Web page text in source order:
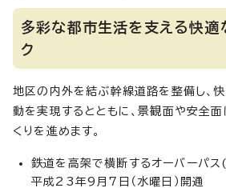
多彩な都市生活を支える快適
ク
地区の内外を結ぶ幹線道路を整備し、
動を実現するとともに、景観面や安全
くりを進めます。
鉄道を高架で横断するオーバー
平成23年9月7日（水曜日）開通